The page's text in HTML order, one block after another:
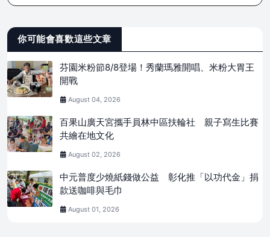
你可能會喜歡這些文章
芬園米粉節8/8登場！秀蘭瑪雅開唱、米粉大胃王
開戰
August 04, 2026
百果山廣天宮攜手員林中區扶輪社 親子寫生比賽
共繪在地文化
August 02, 2026
中元普度少燒紙錢做公益 彰化推「以功代金」捐
款送咖啡與毛巾
August 01, 2026